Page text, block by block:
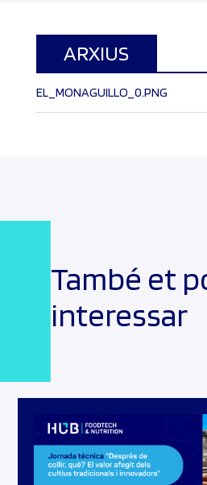
ARXIUS
EL_MONAGUILLO_0.PNG
També et
interessar